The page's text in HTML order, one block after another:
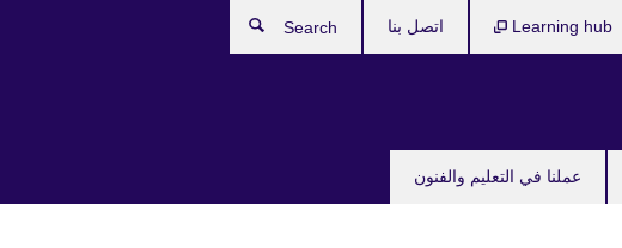
عملنا في التعليم والفنون
Learning hub اتصل بنا